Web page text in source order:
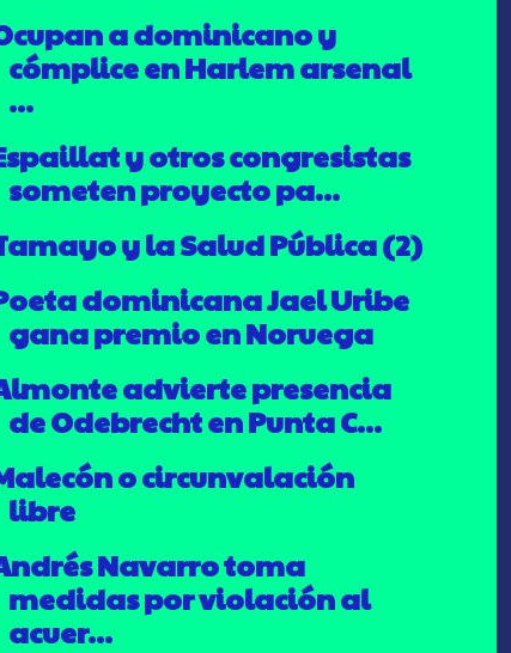
a dominicano y
cómplice en Harlem arsenal
...
y otros congresistas
someten proyecto pa...
y la Salud Pública (2)
dominicana Jael Uribe
gana premio en Noruega
advierte presencia
de Odebrecht en Punta C...
o circunvalación
libre
Navarro toma
medidas por violación al
acuer...